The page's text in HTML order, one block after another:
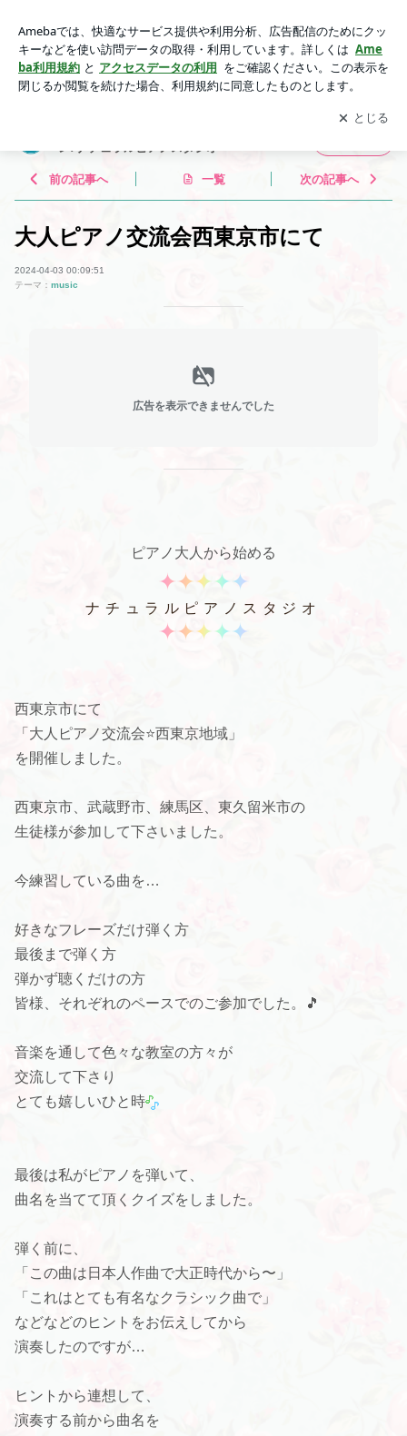
大人ピアノレッスン♪ナチュラルピアノスタジオ
アプリをダウンロードして ブログの更新通知
を受け取りまし
ょう。
開く
ン♪ナチュラルピアノスタジオ
前の記事へ 一覧 次の記事へ
大人ピアノ交流会西東京市にて
2024-04-03 00:09:51
テーマ： music
広告を表示できませんでした
ピアノ大人から始める
ナチュラルピアノスタジオ
西東京市にて
「大人ピアノ交流会⭐️西東京地域」
を開催しました。
西東京市、武蔵野市、練馬区、東久留米市の
生徒様が参加して下さいました。
今練習している曲を…
好きなフレーズだけ弾く方
最後まで弾く方
弾かず聴くだけの方
皆様、それぞれのペースでのご参加でした。🎵
音楽を通して色々な教室の方々が
交流して下さり
とても嬉しいひと時
最後は私がピアノを弾いて、
曲名を当てて頂くクイズをしました。
弾く前に、
「この曲は日本人作曲で大正時代から〜」
「これはとても有名なクラシック曲で」
などなどのヒントをお伝えしてから
演奏したのですが…
ヒントから連想して、
演奏する前から曲名を